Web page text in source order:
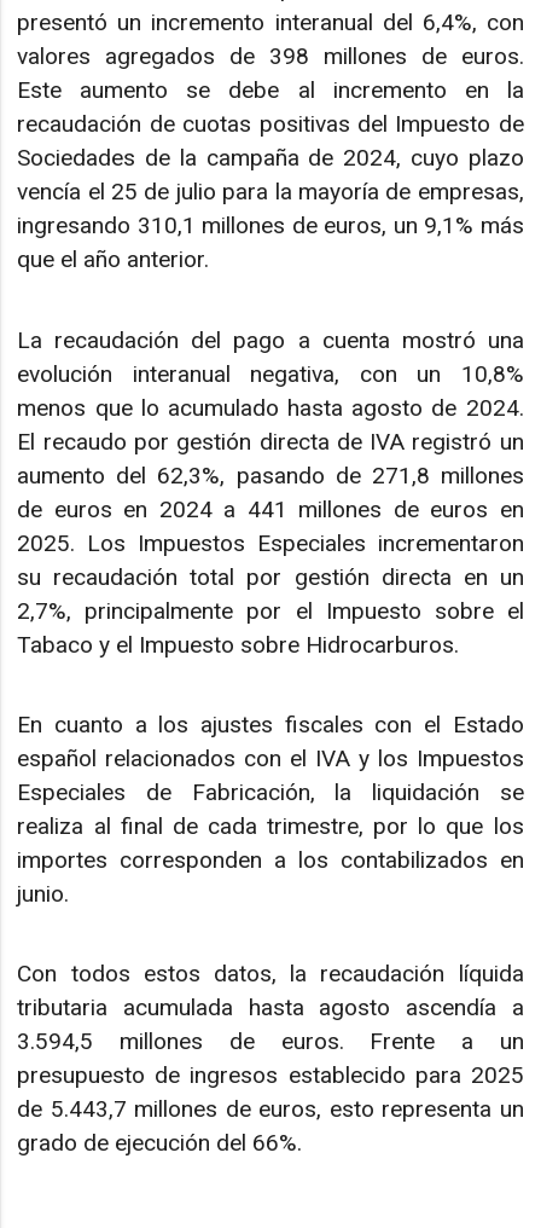
presentó un incremento interanual del 6,4%, con
valores agregados de 398 millones de euros.
Este aumento se debe al incremento en la
recaudación de cuotas positivas del Impuesto de
Sociedades de la campaña de 2024, cuyo plazo
vencía el 25 de julio para la mayoría de empresas,
ingresando 310,1 millones de euros, un 9,1% más
que el año anterior.
La recaudación del pago a cuenta mostró una
evolución interanual negativa, con un 10,8%
menos que lo acumulado hasta agosto de 2024.
El recaudo por gestión directa de IVA registró un
aumento del 62,3%, pasando de 271,8 millones
de euros en 2024 a 441 millones de euros en
2025. Los Impuestos Especiales incrementaron
su recaudación total por gestión directa en un
2,7%, principalmente por el Impuesto sobre el
Tabaco y el Impuesto sobre Hidrocarburos.
En cuanto a los ajustes fiscales con el Estado
español relacionados con el IVA y los Impuestos
Especiales de Fabricación, la liquidación se
realiza al final de cada trimestre, por lo que los
importes corresponden a los contabilizados en
junio.
Con todos estos datos, la recaudación líquida
tributaria acumulada hasta agosto ascendía a
3.594,5 millones de euros. Frente a un
presupuesto de ingresos establecido para 2025
de 5.443,7 millones de euros, esto representa un
grado de ejecución del 66%.